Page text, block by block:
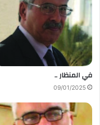
في المنظار ..
09/01/2025